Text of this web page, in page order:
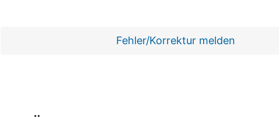
Fehler/Korrektur melden